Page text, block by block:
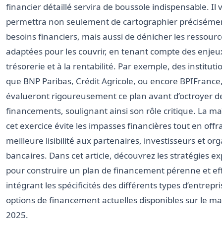
financier détaillé servira de boussole indispensable. Il
permettra non seulement de cartographier
besoins financiers, mais aussi de dénicher les
adaptées pour les couvrir, en tenant compte des
trésorerie et à la rentabilité. Par exemple, des
que BNP Paribas, Crédit Agricole, ou encore
évalueront rigoureusement ce plan avant d’octroyer
financements, soulignant ainsi son rôle critique. La
cet exercice évite les impasses financières tout en
meilleure lisibilité aux partenaires, investisseurs et
bancaires. Dans cet article, découvrez les stratégies
pour construire un plan de financement pérenne et
intégrant les spécificités des différents types
options de financement actuelles disponibles sur le
2025.